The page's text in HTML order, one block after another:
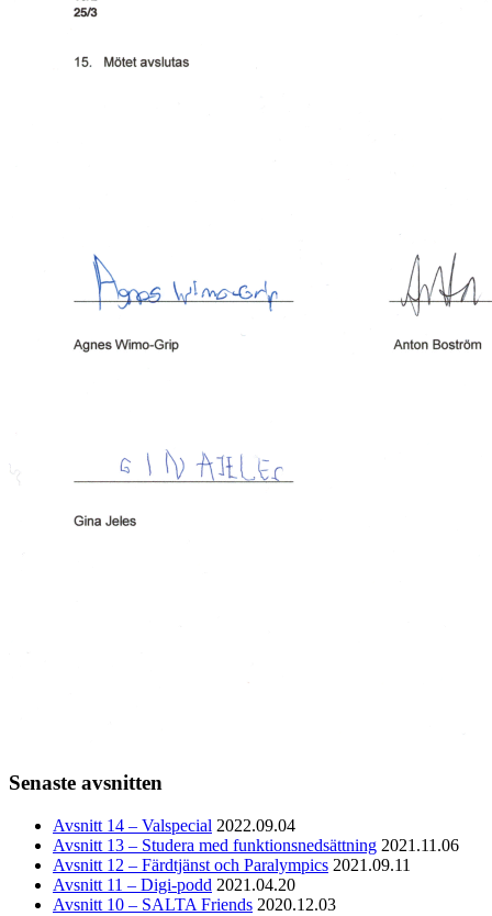
Senaste avsnitten
Avsnitt 14 – Valspecial 2022.09.04
Avsnitt 13 – Studera med funktionsnedsättning 2021.11.06
Avsnitt 12 – Färdtjänst och Paralympics 2021.09.11
Avsnitt 11 – Digi-podd 2021.04.20
Avsnitt 10 – SALTA Friends 2020.12.03